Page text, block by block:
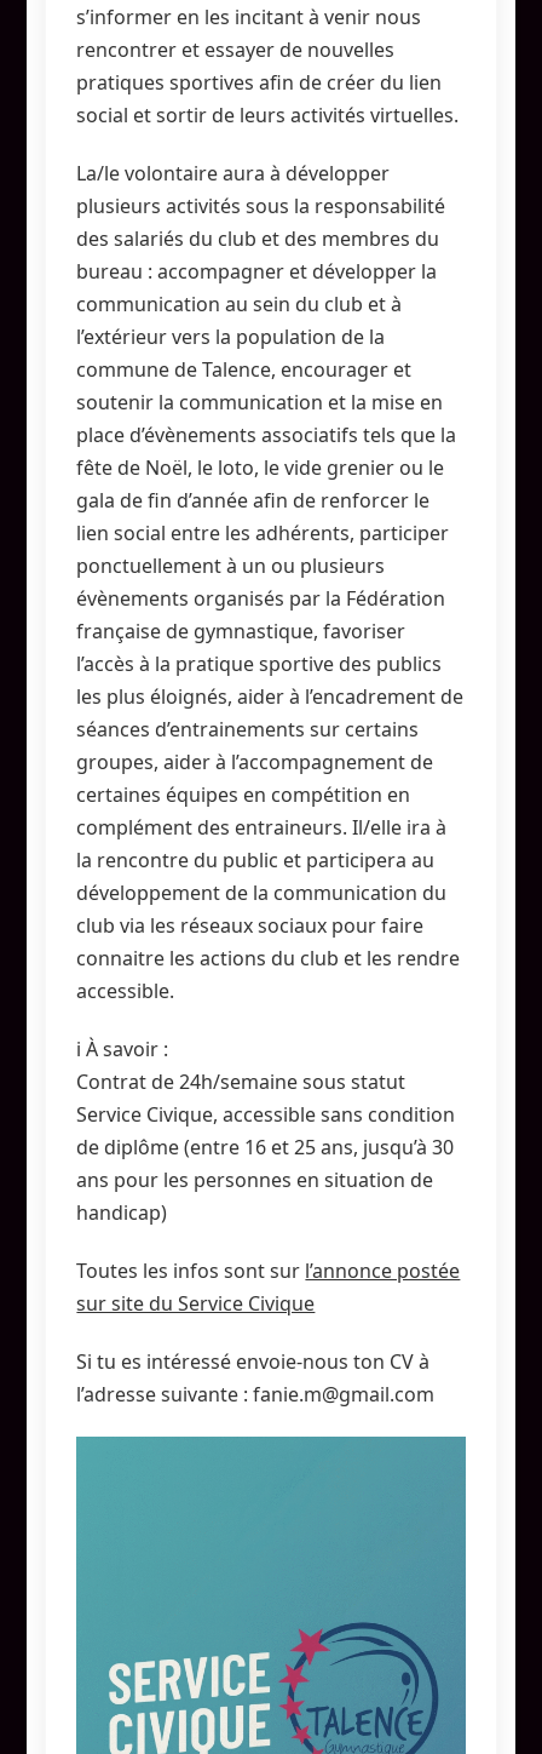
s’informer en les incitant à venir nous
rencontrer et essayer de nouvelles
pratiques sportives afin de créer du lien
social et sortir de leurs activités virtuelles.
La/le volontaire aura à développer
plusieurs activités sous la responsabilité
des salariés du club et des membres du
bureau : accompagner et développer la
communication au sein du club et à
l’extérieur vers la population de la
commune de Talence, encourager et
soutenir la communication et la mise en
place d’évènements associatifs tels que la
fête de Noël, le loto, le vide grenier ou le
gala de fin d’année afin de renforcer le
lien social entre les adhérents, participer
ponctuellement à un ou plusieurs
évènements organisés par la Fédération
française de gymnastique, favoriser
l’accès à la pratique sportive des publics
les plus éloignés, aider à l’encadrement de
séances d’entrainements sur certains
groupes, aider à l’accompagnement de
certaines équipes en compétition en
complément des entraineurs. Il/elle ira à
la rencontre du public et participera au
développement de la communication du
club via les réseaux sociaux pour faire
connaitre les actions du club et les rendre
accessible.
ℹ️ À savoir :
Contrat de 24h/semaine sous statut
Service Civique, accessible sans condition
de diplôme (entre 16 et 25 ans, jusqu’à 30
ans pour les personnes en situation de
handicap)
Toutes les infos sont sur l’annonce postée
sur site du Service Civique
Si tu es intéressé envoie-nous ton CV à
l’adresse suivante : fanie.m@gmail.com